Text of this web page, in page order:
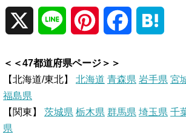
n n c t
＜＜47都道府県ページ＞＞
【北海道/東北】 北海道 青森県 岩手県 宮
福島県
【関東】 茨城県 栃木県 群馬県 埼玉県 千
県